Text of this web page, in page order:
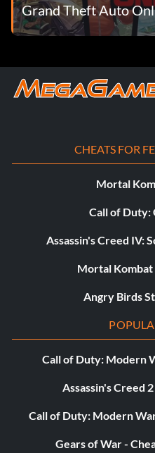
Grand Theft Auto
CHEATS FOR
Mortal
Call of Duty:
Assassin's Creed IV:
Mortal
Angry Birds
Call of Duty: Modern
Assassin's Creed
Call of Duty: Modern
Gears of War -